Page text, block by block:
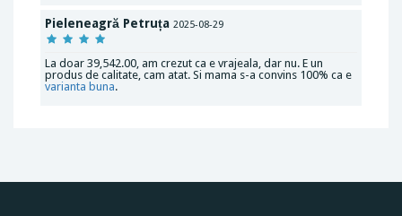
Pieleneagră Petruța 2025-08-29
La doar 39,542.00, am crezut ca e vrajeala, dar nu. E un
produs de calitate, cam atat. Si mama s-a convins 100% ca e
varianta buna.